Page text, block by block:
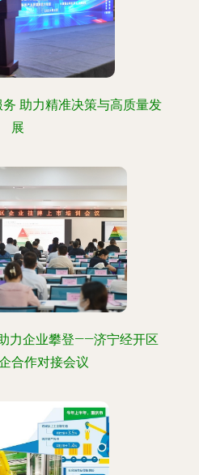
助力精准决策与高质量发
展
力企业攀登——济宁经开区
合作对接会议